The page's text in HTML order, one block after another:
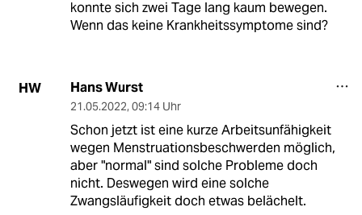
konnte sich zwei Tage lang kaum bewegen.
Wenn das keine Krankheitssymptome sind?
HW Hans Wurst
21.05.2022, 09:14 Uhr
Schon jetzt ist eine kurze Arbeitsunfähigkeit
wegen Menstruationsbeschwerden möglich,
aber "normal" sind solche Probleme doch
nicht. Deswegen wird eine solche
Zwangsläufigkeit doch etwas belächelt.